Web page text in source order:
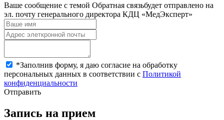
Ваше сообщение с темой Обратная связьбудет отправлено на
эл. почту генерального директора КДЦ «МедЭксперт»
*Заполнив форму, я даю согласие на обработку
персональных данных в соответствии с Политикой
конфиденциальности
Отправить
Запись на прием